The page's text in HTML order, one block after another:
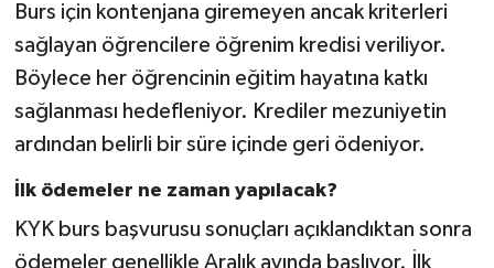
Burs için kontenjana giremeyen ancak kriterleri
sağlayan öğrencilere öğrenim kredisi veriliyor.
Böylece her öğrencinin eğitim hayatına katkı
sağlanması hedefleniyor. Krediler mezuniyetin
ardından belirli bir süre içinde geri ödeniyor.
İlk ödemeler ne zaman yapılacak?
KYK burs başvurusu sonuçları açıklandıktan sonra
ödemeler genellikle Aralık ayında başlıyor. İlk